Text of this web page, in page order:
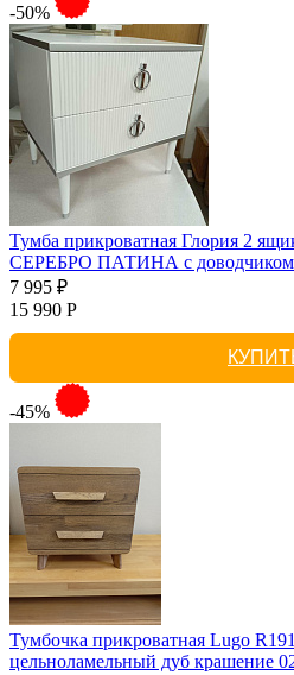
-50%
Тумба прикроватная Глория 2
СЕРЕБРО ПАТИНА с доводчиком
7 995 ₽
15 990 Р
-45%
Тумбочка прикроватная Lugo
цельноламельный дуб крашение